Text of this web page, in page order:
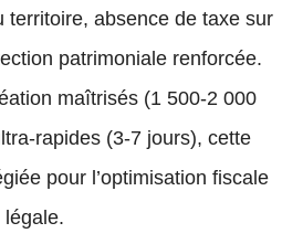
territoire, absence de taxe sur
patrimoniale renforcée.
maîtrisés (1 500-2 000
rapides (3-7 jours), cette
pour l’optimisation fiscale
légale.